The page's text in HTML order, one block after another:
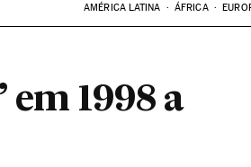
AMÉRICA LATINA ÁFRICA
1998 a